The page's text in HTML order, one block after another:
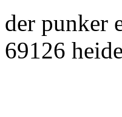
der punker
69126